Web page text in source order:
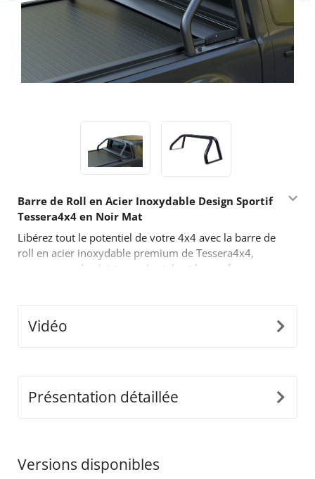
Barre de Roll en Acier Inoxydable Design Sportif
Tessera4x4 en Noir Mat
Libérez tout le potentiel de votre 4x4 avec la barre de
roll en acier inoxydable premium de Tessera4x4,
conçue pour la résistance, le style et les performances.
Caractéristiques Principales :
cette barre de roll est conçue pour résister à des
conditions difficiles tout en offrant une apparence
détaché s'ajuste parfaitement aux dimensions de la
benne de votre camion, garantissant une installation
Vidéo
Présentation détaillée
Versions disponibles